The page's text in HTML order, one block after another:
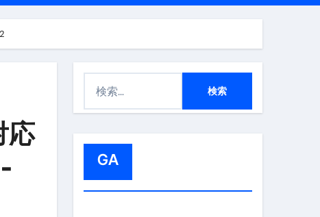
付き | ダイエット中の食事
イン】
応
GA